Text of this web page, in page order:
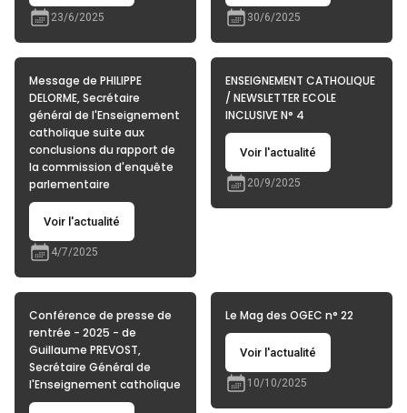
23/6/2025 30/6/2025
Message de PHILIPPE
DELORME, Secrétaire
général de l'Enseignement
catholique suite aux
conclusions du rapport de
la commission d'enquête
parlementaire
Voir l'actualité
4/7/2025
ENSEIGNEMENT CATHOLIQUE
/ NEWSLETTER ECOLE
INCLUSIVE N° 4
Voir l'actualité
20/9/2025
Conférence de presse de
rentrée - 2025 - de
Guillaume PREVOST,
Secrétaire Général de
l'Enseignement catholique
Le Mag des OGEC n° 22
Voir l'actualité
10/10/2025